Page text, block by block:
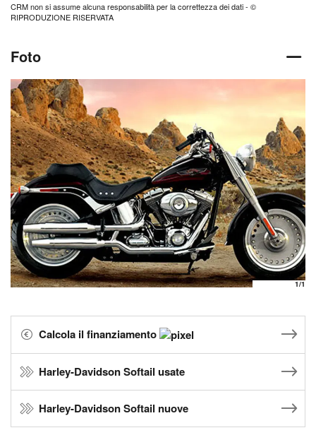
CRM non si assume alcuna responsabilità per la correttezza dei dati - ©
RIPRODUZIONE RISERVATA
Foto
1/1
Calcola il finanziamento
Harley-Davidson Softail usate
Harley-Davidson Softail nuove